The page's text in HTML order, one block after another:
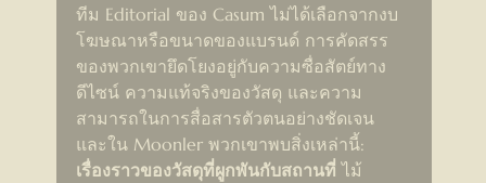
ทีม Editorial ของ Casum ไม่ได้เลือกจากงบ
โฆษณาหรือขนาดของแบรนด์ การคัดสรร
ของพวกเขายึดโยงอยู่กับความซื่อสัตย์ทาง
ดีไซน์ ความแท้จริงของวัสดุ และความ
สามารถในการสื่อสารตัวตนอย่างชัดเจน
และใน Moonler พวกเขาพบสิ่งเหล่านี้:
เรื่องราวของวัสดุที่ผูกพันกับสถานที่ ไม้